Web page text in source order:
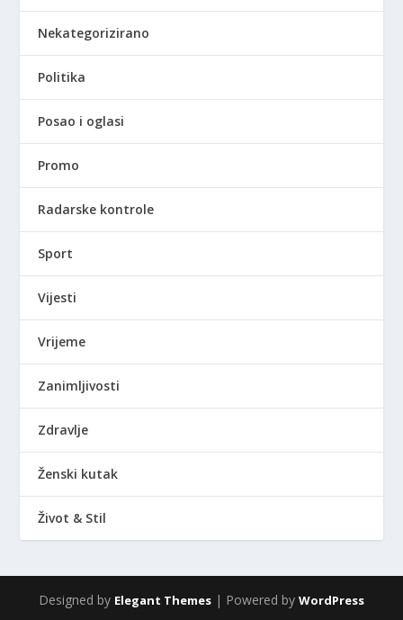
Nekategorizirano
Politika
Posao i oglasi
Promo
Radarske kontrole
Sport
Vijesti
Vrijeme
Zanimljivosti
Zdravlje
Ženski kutak
Život & Stil
Designed by Elegant Themes | Powered by WordPress